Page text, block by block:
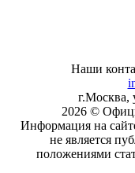
Наши
г.Москва,
2026 ©
Информация на
не является
положениями